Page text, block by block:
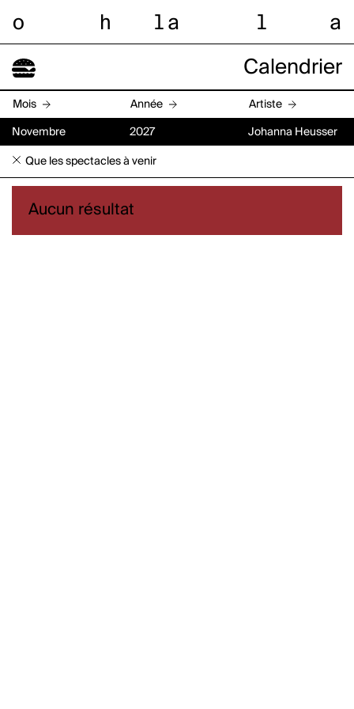
o h l a l a
Calendrier
Mois Année Artiste
Novembre 2027 Johanna Heusser
Que les spectacles à venir
Aucun résultat